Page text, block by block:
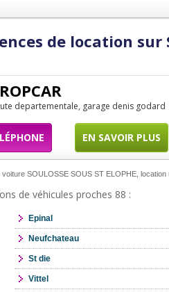
de location sur
departementale, garage denis godard
EN SAVOIR PLUS
voiture SOULOSSE SOUS ST ELOPHE,
de véhicules proches 88 :
Epinal
Neufchateau
St die
Vittel